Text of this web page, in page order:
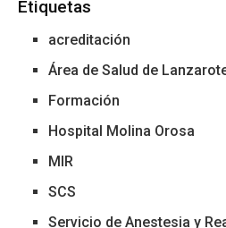
Etiquetas
acreditación
Área de Salud de
Formación
Hospital Molina Orosa
MIR
SCS
Servicio de Anestesia y